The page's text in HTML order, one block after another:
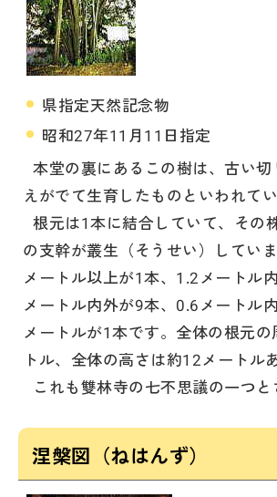
県指定天然記念物
昭和27年11月11日指定
本堂の裏にあるこの樹は、古い
えがでて生育したものといわれてい
根元は1本に結合していて、その
の支幹が叢生（そうせい）してい
メートル以上が1本、1.2メートル
メートル内外が9本、0.6メートル
メートルが1本です。全体の根元
トル、全体の高さは約12メートル
これも雙林寺の七不思議の一つと
涅槃図（ねはんず）